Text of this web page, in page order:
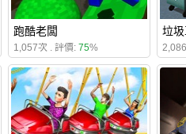
跑酷老闆
1,057次 . 評價: 75%
垃